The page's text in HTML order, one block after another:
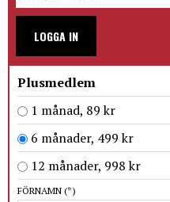
LOGGA IN
Plusmedlem
1 månad, 89 kr
6 månader, 499 kr
12 månader, 998 kr
FÖRNAMN (*)